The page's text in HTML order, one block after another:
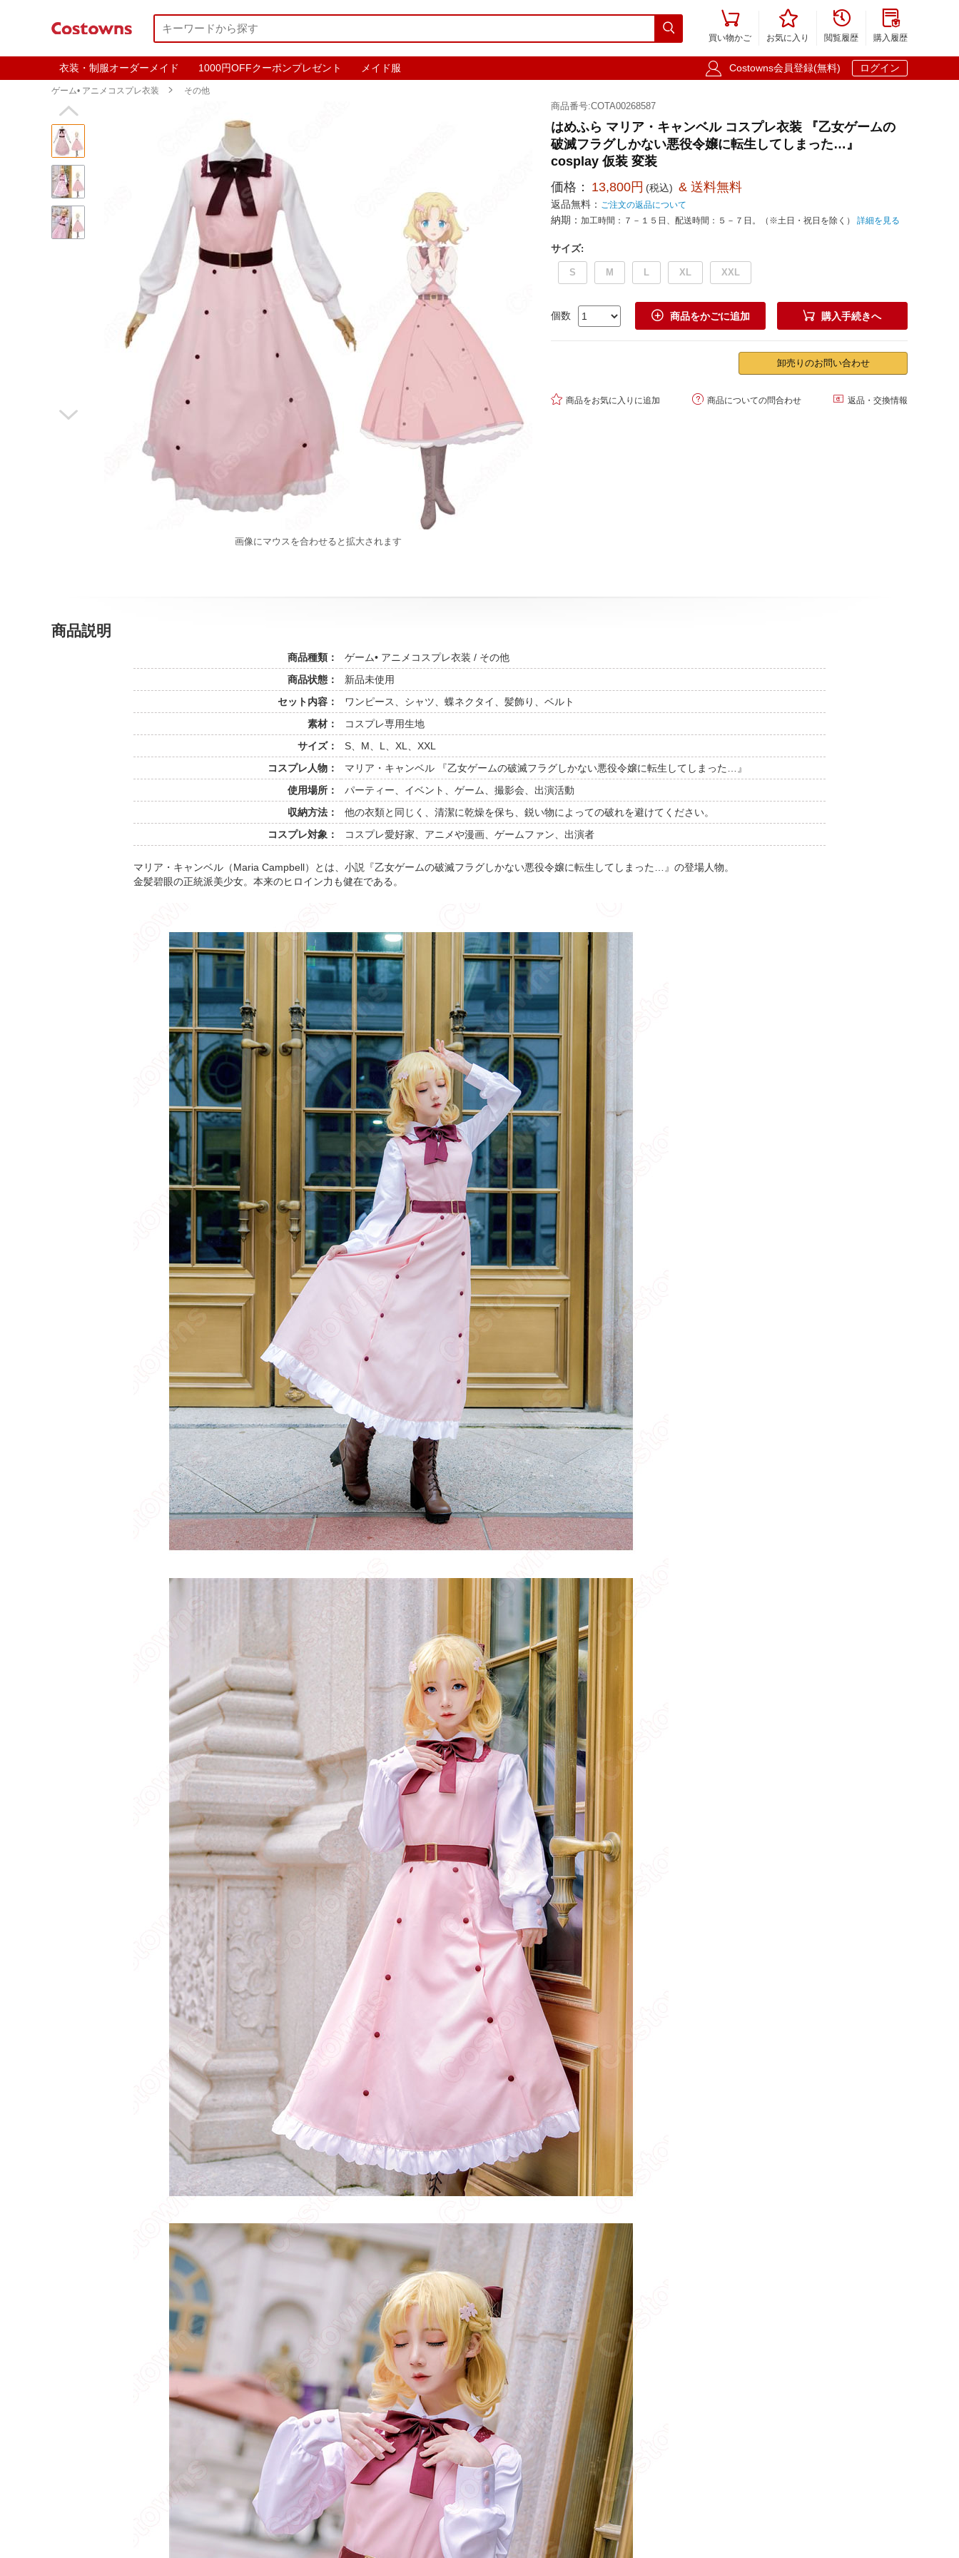


買い物かご

お気に入り

閲覧履歴

購入履歴
衣装・制服オーダーメイド 1000円OFFクーポンプレゼント メイド服  Costowns会員登録(無料) ログイン
ゲーム• アニメコスプレ衣装  その他


画像にマウスを合わせると拡大されます
商品番号:COTA00268587
はめふら マリア・キャンベル コスプレ衣装 『乙女ゲームの
破滅フラグしかない悪役令嬢に転生してしまった…』
cosplay 仮装 変装
価格： 13,800円 (税込) & 送料無料
返品無料： ご注文の返品について
納期： 加工時間：７－１５日、配送時間：５－７日。（※土日・祝日を除く） 詳細を見る
サイズ:
S M L XL XXL
個数  商品をかごに追加  購入手続きへ
卸売りのお問い合わせ
 商品をお気に入りに追加  商品についての問合わせ  返品・交換情報
商品説明
商品種類：
ゲーム• アニメコスプレ衣装 / その他
商品状態：
新品未使用
セット内容：
ワンピース、シャツ、蝶ネクタイ、髪飾り、ベルト
素材：
コスプレ専用生地
サイズ：
S、M、L、XL、XXL
コスプレ人物：
マリア・キャンベル 『乙女ゲームの破滅フラグしかない悪役令嬢に転生してしまった…』
使用場所：
パーティー、イベント、ゲーム、撮影会、出演活動
収納方法：
他の衣類と同じく、清潔に乾燥を保ち、鋭い物によっての破れを避けてください。
コスプレ対象：
コスプレ愛好家、アニメや漫画、ゲームファン、出演者
マリア・キャンベル（Maria Campbell）とは、小説『乙女ゲームの破滅フラグしかない悪役令嬢に転生してしまった…』の登場人物。
金髪碧眼の正統派美少女。本来のヒロイン力も健在である。